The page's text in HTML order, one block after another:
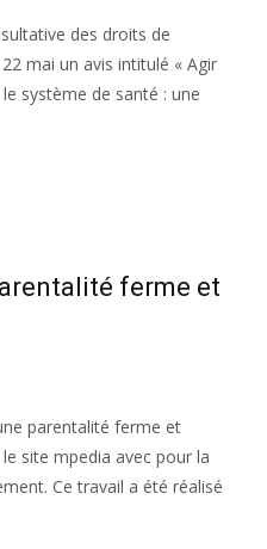
des droits de
mai un avis intitulé « Agir
système de santé : une
ferme et
parentalité ferme et
site mpedia avec pour la
Ce travail a été réalisé